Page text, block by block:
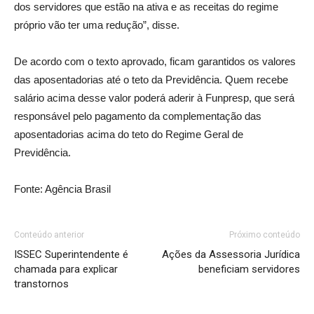
dos servidores que estão na ativa e as receitas do regime
próprio vão ter uma redução”, disse.
De acordo com o texto aprovado, ficam garantidos os valores
das aposentadorias até o teto da Previdência. Quem recebe
salário acima desse valor poderá aderir à Funpresp, que será
responsável pelo pagamento da complementação das
aposentadorias acima do teto do Regime Geral de
Previdência.
Fonte: Agência Brasil
Conteúdo anterior
ISSEC Superintendente é
chamada para explicar
transtornos
Próximo conteúdo
Ações da Assessoria Jurídica
beneficiam servidores